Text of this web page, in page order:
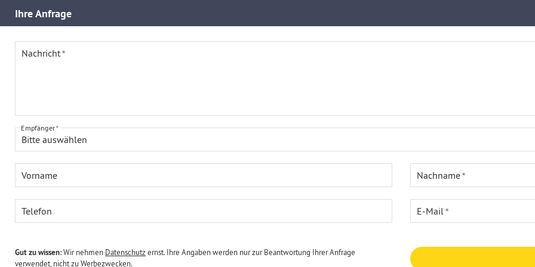
IhreAnfrage
Nachricht
Bitte auswählen
Empfänger
Vorname Nachname
Telefon E-Mail
Gut zu wissen:Wir nehmen Datenschutzernst. Ihre Angaben werden nur zur Beantwortung Ihrer Anfrage
verwendet, nicht zu Werbezwecken.